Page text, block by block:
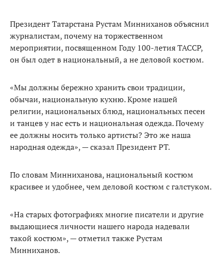
Президент Татарстана Рустам Минниханов объяснил
журналистам, почему на торжественном
мероприятии, посвященном Году 100-летия ТАССР,
он был одет в национальный, а не деловой костюм.
«Мы должны бережно хранить свои традиции,
обычаи, национальную кухню. Кроме нашей
религии, национальных блюд, национальных песен
и танцев у нас есть и национальная одежда. Почему
ее должны носить только артисты? Это же наша
народная одежда», — сказал Президент РТ.
По словам Минниханова, национальный костюм
красивее и удобнее, чем деловой костюм с галстуком.
«На старых фотографиях многие писатели и другие
выдающиеся личности нашего народа надевали
такой костюм», — отметил также Рустам
Минниханов.